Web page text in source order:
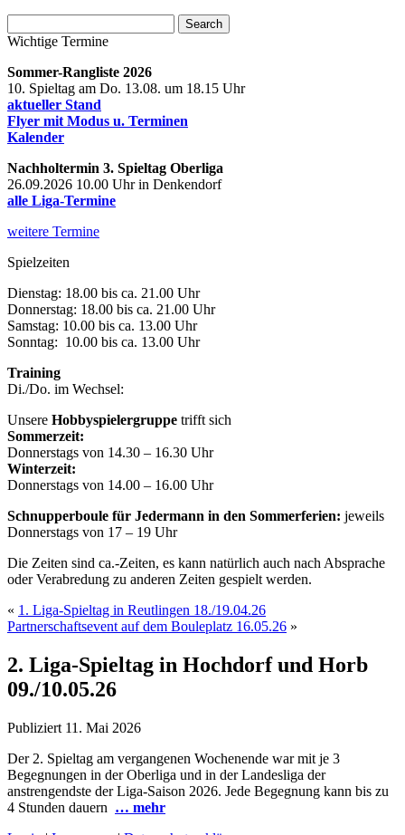
Wichtige Termine
Sommer-Rangliste 2026
10. Spieltag am Do. 13.08. um 18.15 Uhr
aktueller Stand
Flyer mit Modus u. Terminen
Kalender
Nachholtermin 3. Spieltag Oberliga
26.09.2026 10.00 Uhr in Denkendorf
alle Liga-Termine
weitere Termine
Spielzeiten
Dienstag: 18.00 bis ca. 21.00 Uhr
Donnerstag: 18.00 bis ca. 21.00 Uhr
Samstag: 10.00 bis ca. 13.00 Uhr
Sonntag: 10.00 bis ca. 13.00 Uhr
Training
Di./Do. im Wechsel:
Unsere Hobbyspielergruppe trifft sich
Sommerzeit:
Donnerstags von 14.30 – 16.30 Uhr
Winterzeit:
Donnerstags von 14.00 – 16.00 Uhr
Schnupperboule für Jedermann in den Sommerferien: jeweils
Donnerstags von 17 – 19 Uhr
Die Zeiten sind ca.-Zeiten, es kann natürlich auch nach Absprache
oder Verabredung zu anderen Zeiten gespielt werden.
« 1. Liga-Spieltag in Reutlingen 18./19.04.26
Partnerschaftsevent auf dem Bouleplatz 16.05.26 »
2. Liga-Spieltag in Hochdorf und Horb
09./10.05.26
Publiziert 11. Mai 2026
Der 2. Spieltag am vergangenen Wochenende war mit je 3
Begegnungen in der Oberliga und in der Landesliga der
anstrengendste der Liga-Saison 2026. Jede Begegnung kann bis zu
4 Stunden dauern … mehr